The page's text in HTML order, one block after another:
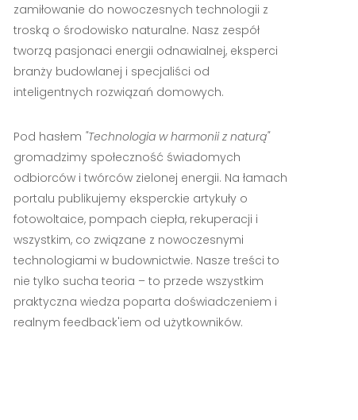
zamiłowanie do nowoczesnych technologii z
troską o środowisko naturalne. Nasz zespół
tworzą pasjonaci energii odnawialnej, eksperci
branży budowlanej i specjaliści od
inteligentnych rozwiązań domowych.
Pod hasłem "Technologia w harmonii z naturą"
gromadzimy społeczność świadomych
odbiorców i twórców zielonej energii. Na łamach
portalu publikujemy eksperckie artykuły o
fotowoltaice, pompach ciepła, rekuperacji i
wszystkim, co związane z nowoczesnymi
technologiami w budownictwie. Nasze treści to
nie tylko sucha teoria – to przede wszystkim
praktyczna wiedza poparta doświadczeniem i
realnym feedback'iem od użytkowników.